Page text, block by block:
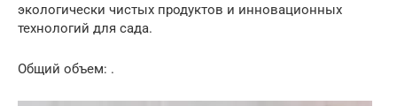
экологически чистых продуктов и инновационных
технологий для сада.
Общий объем: .